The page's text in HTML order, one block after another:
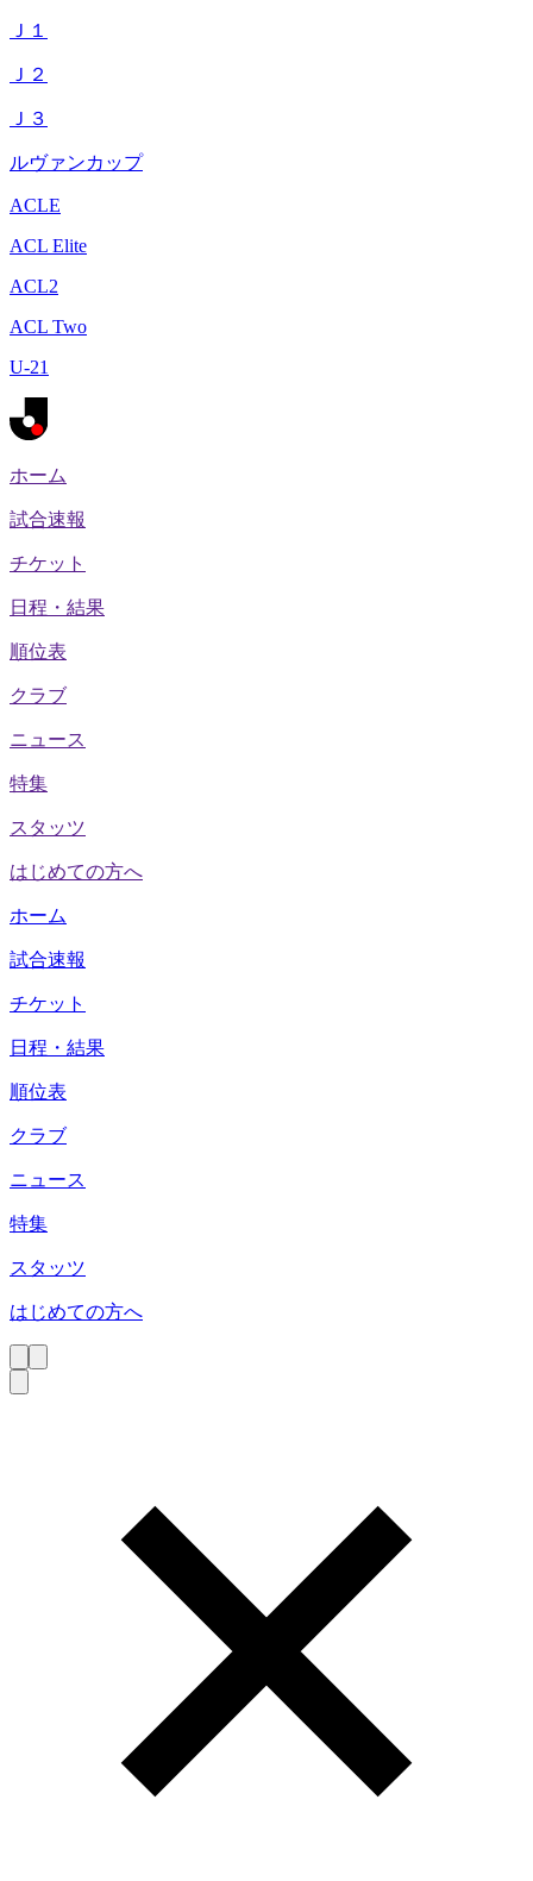
Ｊ１
Ｊ２
Ｊ３
ルヴァンカップ
ACLE
ACL Elite
ACL2
ACL Two
U-21
ホーム
試合速報
チケット
日程・結果
順位表
クラブ
ニュース
特集
スタッツ
はじめての方へ
ホーム
試合速報
チケット
日程・結果
順位表
クラブ
ニュース
特集
スタッツ
はじめての方へ